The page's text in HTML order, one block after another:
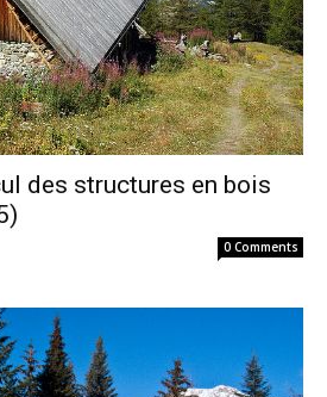
des structures en bois
0 Comments